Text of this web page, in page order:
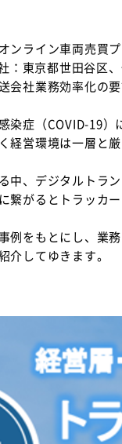
ンライン車両売買
：東京都世田谷区
会社業務効率化の
染症（COVID-19
経営環境は一層と
中、デジタルトラ
繋がるとトラッカ
例をもとにし、業
介してゆきます。